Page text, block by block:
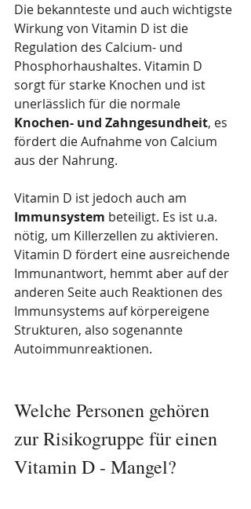
Die bekannteste und auch wichtigste
Wirkung von Vitamin D ist die
Regulation des Calcium- und
Phosphorhaushaltes. Vitamin D
sorgt für starke Knochen und ist
unerlässlich für die normale
Knochen- und Zahngesundheit, es
fördert die Aufnahme von Calcium
aus der Nahrung.
Vitamin D ist jedoch auch am
Immunsystem beteiligt. Es ist u.a.
nötig, um Killerzellen zu aktivieren.
Vitamin D fördert eine ausreichende
Immunantwort, hemmt aber auf der
anderen Seite auch Reaktionen des
Immunsystems auf körpereigene
Strukturen, also sogenannte
Autoimmunreaktionen.
Welche Personen gehören
zur Risikogruppe für einen
Vitamin D - Mangel?